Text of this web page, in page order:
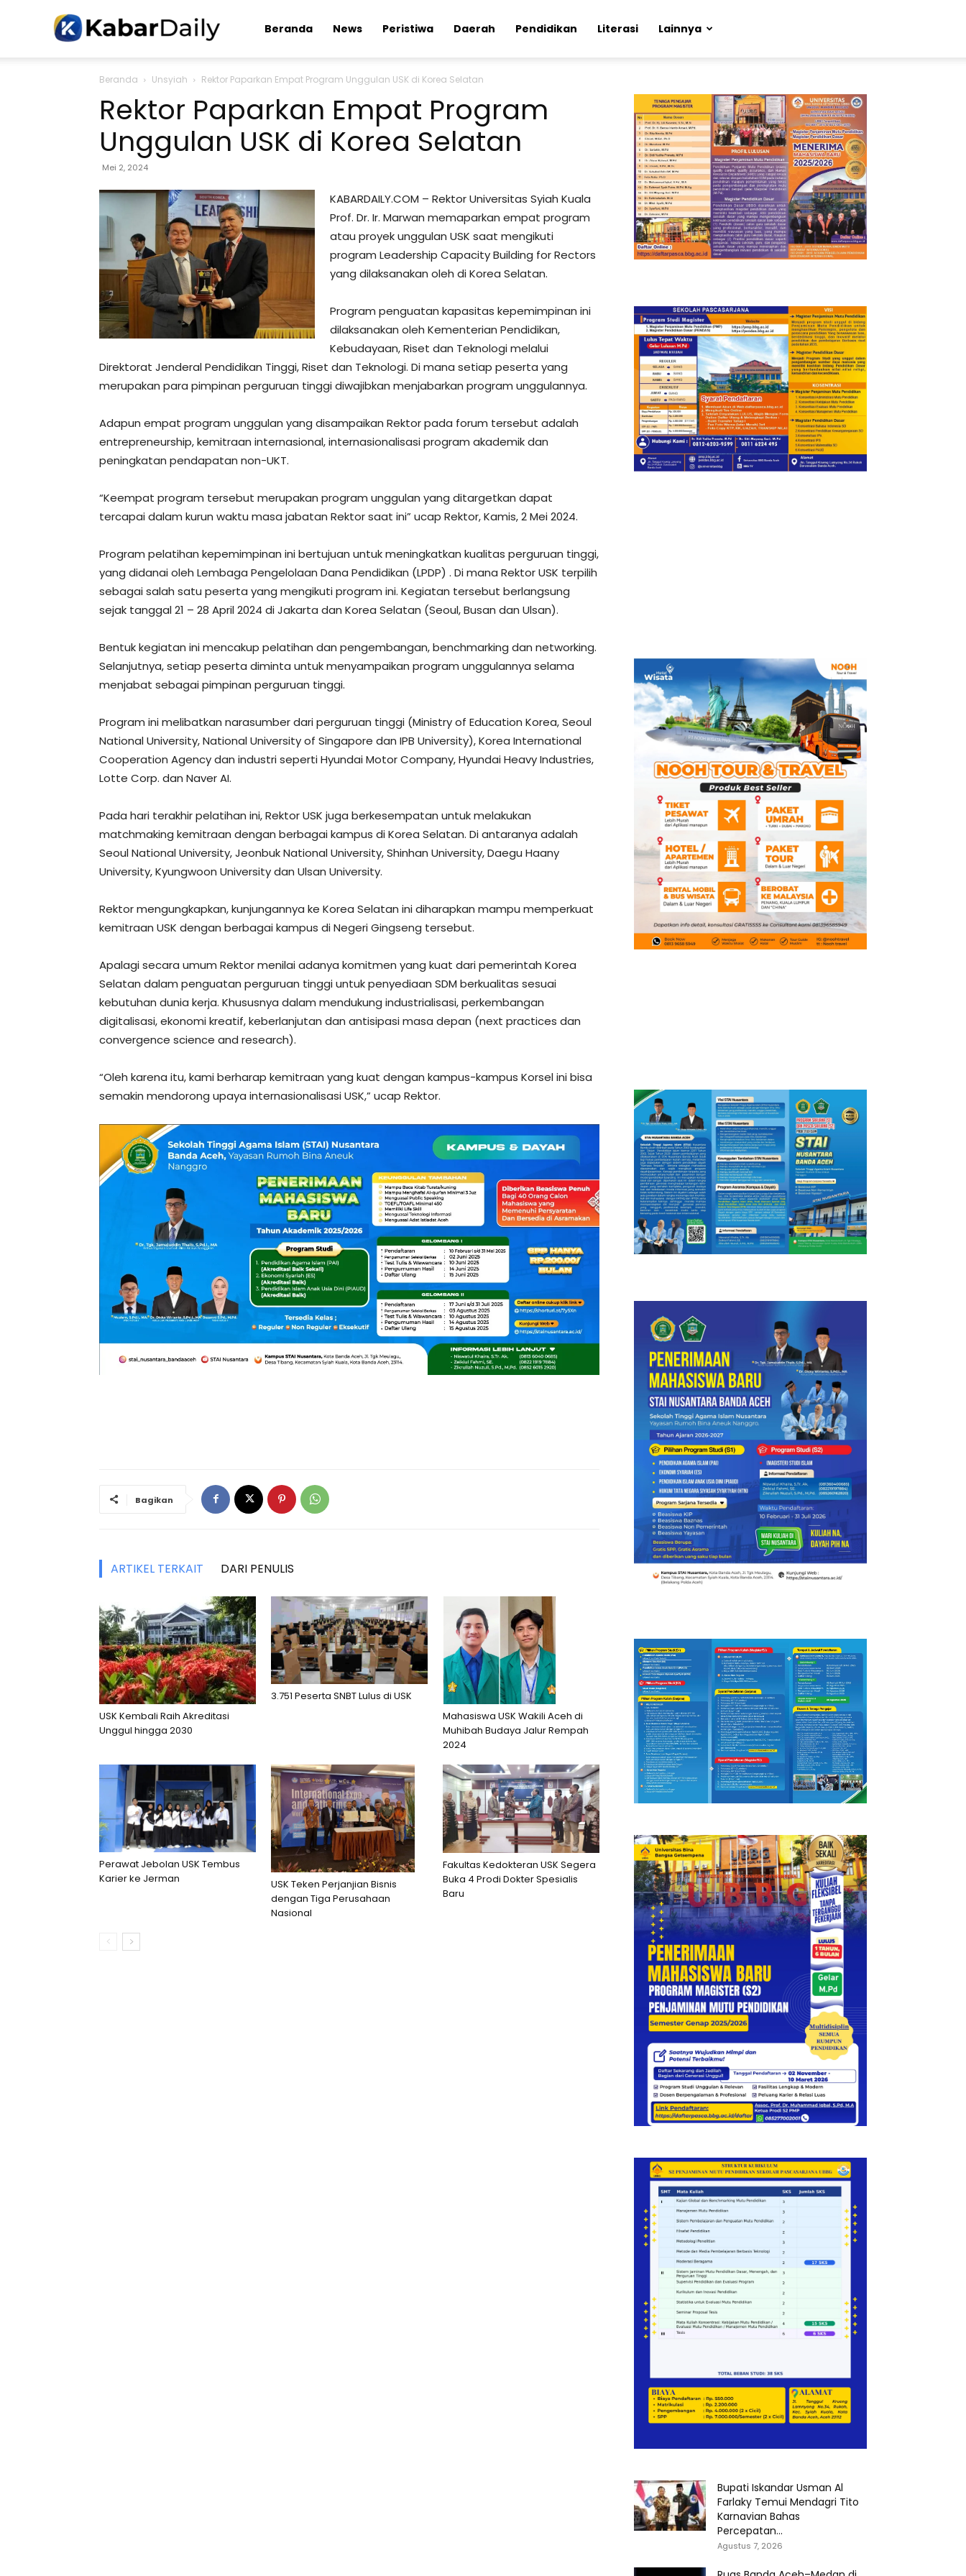
Kabardaily.com
Beranda News Peristiwa Daerah Pendidikan Literasi Lainnya
Beranda Unsyiah Rektor Paparkan Empat Program Unggulan USK di Korea Selatan
Rektor Paparkan Empat Program
Unggulan USK di Korea Selatan
Mei 2, 2024
KABARDAILY.COM – Rektor Universitas Syiah Kuala
Prof. Dr. Ir. Marwan memaparkan empat program
atau proyek unggulan USK saat mengikuti
program Leadership Capacity Building for Rectors
yang dilaksanakan oleh di Korea Selatan.
Program penguatan kapasitas kepemimpinan ini
dilaksanakan oleh Kementerian Pendidikan,
Kebudayaan, Riset dan Teknologi melalui
Direktorat Jenderal Pendidikan Tinggi, Riset dan Teknologi. Di mana setiap peserta yang
merupakan para pimpinan perguruan tinggi diwajibkan menjabarkan program unggulannya.
Adapun empat program unggulan yang disampaikan Rektor pada forum tersebut adalah
entrepreneurship, kemitraan internasional, internasionalisasi program akademik dan
peningkatan pendapatan non-UKT.
“Keempat program tersebut merupakan program unggulan yang ditargetkan dapat
tercapai dalam kurun waktu masa jabatan Rektor saat ini” ucap Rektor, Kamis, 2 Mei 2024.
Program pelatihan kepemimpinan ini bertujuan untuk meningkatkan kualitas perguruan tinggi,
yang didanai oleh Lembaga Pengelolaan Dana Pendidikan (LPDP) . Di mana Rektor USK terpilih
sebagai salah satu peserta yang mengikuti program ini. Kegiatan tersebut berlangsung
sejak tanggal 21 – 28 April 2024 di Jakarta dan Korea Selatan (Seoul, Busan dan Ulsan).
Bentuk kegiatan ini mencakup pelatihan dan pengembangan, benchmarking dan networking.
Selanjutnya, setiap peserta diminta untuk menyampaikan program unggulannya selama
menjabat sebagai pimpinan perguruan tinggi.
Program ini melibatkan narasumber dari perguruan tinggi (Ministry of Education Korea, Seoul
National University, National University of Singapore dan IPB University), Korea International
Cooperation Agency dan industri seperti Hyundai Motor Company, Hyundai Heavy Industries,
Lotte Corp. dan Naver AI.
Pada hari terakhir pelatihan ini, Rektor USK juga berkesempatan untuk melakukan
matchmaking kemitraan dengan berbagai kampus di Korea Selatan. Di antaranya adalah
Seoul National University, Jeonbuk National University, Shinhan University, Daegu Haany
University, Kyungwoon University dan Ulsan University.
Rektor mengungkapkan, kunjungannya ke Korea Selatan ini diharapkan mampu memperkuat
kemitraan USK dengan berbagai kampus di Negeri Gingseng tersebut.
Apalagi secara umum Rektor menilai adanya komitmen yang kuat dari pemerintah Korea
Selatan dalam penguatan perguruan tinggi untuk penyediaan SDM berkualitas sesuai
kebutuhan dunia kerja. Khususnya dalam mendukung industrialisasi, perkembangan
digitalisasi, ekonomi kreatif, keberlanjutan dan antisipasi masa depan (next practices dan
convergence science and research).
“Oleh karena itu, kami berharap kemitraan yang kuat dengan kampus-kampus Korsel ini bisa
semakin mendorong upaya internasionalisasi USK,” ucap Rektor.
Bagikan
ARTIKEL TERKAIT DARI PENULIS
USK Kembali Raih Akreditasi
Unggul hingga 2030
3.751 Peserta SNBT Lulus di USK
Mahasiswa USK Wakili Aceh di
Muhibah Budaya Jalur Rempah
2024
Perawat Jebolan USK Tembus
Karier ke Jerman
USK Teken Perjanjian Bisnis
dengan Tiga Perusahaan
Nasional
Fakultas Kedokteran USK Segera
Buka 4 Prodi Dokter Spesialis
Baru
Bupati Iskandar Usman Al
Farlaky Temui Mendagri Tito
Karnavian Bahas
Percepatan...
Agustus 7, 2026